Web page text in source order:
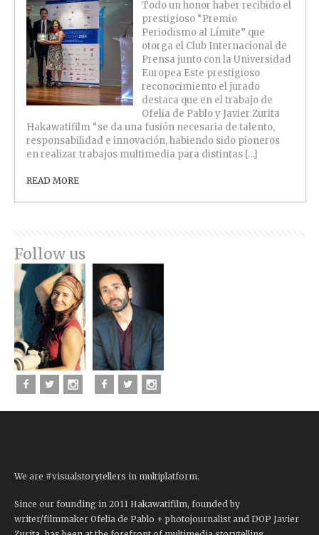
Todo un honor haber recibido el
prestigioso “Premio
Periodismo al Límite” que
otorga el Club Internacional de
Prensa junto con la Universidad
Europea Este prestigioso
reconocimiento el jurado
destaca que en el trabajo de
Ofelia de Pablo y Javier Zurita
Hakawatifilm “se da una fusión necesaria de talento,
responsabilidad e innovación, habiendo sido pioneros
en realizar trabajos multimedia para distintas […]
READ MORE
Follow us
We are #visualstorytellers in multiplatform.
Since our founding in 2011 Hakawatifilm, founded by
writer/filmmaker Ofelia de Pablo + photojournalist and DOP Javier